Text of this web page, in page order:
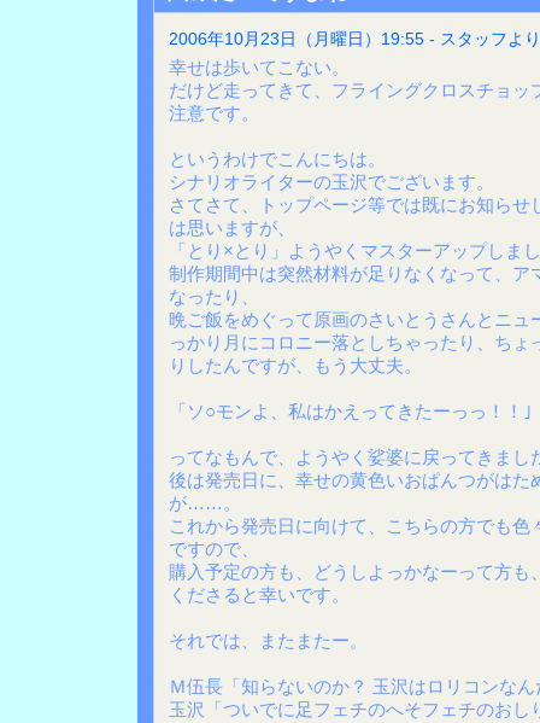
2006年10月23日（月曜日）19:55 - スタッフより
幸せは歩いてこない。
だけど走ってきて、フライングクロスチョッ
注意です。
というわけでこんにちは。
シナリオライターの玉沢でございます。
さてさて、トップページ等では既にお知ら
は思いますが、
「とり×とり」ようやくマスターアップしま
制作期間中は突然材料が足りなくなって、ア
なったり、
晩ご飯をめぐって原画のさいとうさんとニュ
っかり月にコロニー落としちゃったり、ち
りしたんですが、もう大丈夫。
「ソ○モンよ、私はかえってきたーっっ！！｣
ってなもんで、ようやく娑婆に戻ってきまし
後は発売日に、幸せの黄色いおぱんつがはた
が……。
これから発売日に向けて、こちらの方でも
ですので、
購入予定の方も、どうしよっかなーって方も
くださると幸いです。
それでは、またまたー。
Ｍ伍長「知らないのか？ 玉沢はロリコンな
玉沢「ついでに足フェチのへそフェチのおし